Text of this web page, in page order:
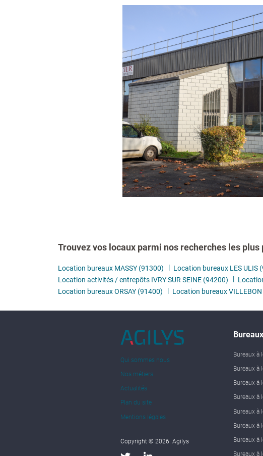
Trouvez vos locaux parmi nos recherches les plus
Location bureaux MASSY (91300) Location bureaux LES ULIS
Location activités / entrepôts IVRY SUR SEINE (94200)
Location bureaux ORSAY (91400)
Location bureaux VILLEBON
Qui sommes nous
Nos métiers
Actualités
Plan du site
Mentions légales
Copyright © 2026. Agilys
Bureaux à
Bureaux à
Bureaux à
Bureaux à
Bureaux à
Bureaux à
Bureaux à
Bureaux à